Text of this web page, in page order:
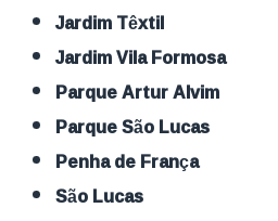
Jardim Têxtil
Jardim Vila Formosa
Parque Artur Alvim
Parque São Lucas
Penha de França
São Lucas